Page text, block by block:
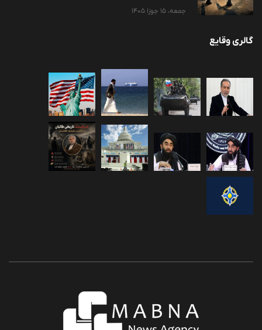
جمعه، 15 جوزا 1405
گالری وقایع